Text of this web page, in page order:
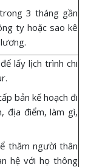
3 tháng gần
ty hoặc sao kê
lấy lịch trình chi
bản kế hoạch đi
địa điểm, làm gì,
thăm người thân
hệ với họ thông